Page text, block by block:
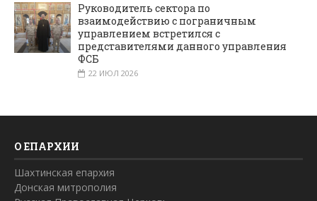
Руководитель сектора по
взаимодействию с пограничным
управлением встретился с
представителями данного управления
ФСБ
22 ИЮЛ 2026
О ЕПАРХИИ
Шахтинская епархия
Донская митрополия